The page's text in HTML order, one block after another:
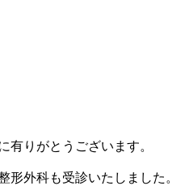
有りがとうございます。
形外科も受診いたしました。